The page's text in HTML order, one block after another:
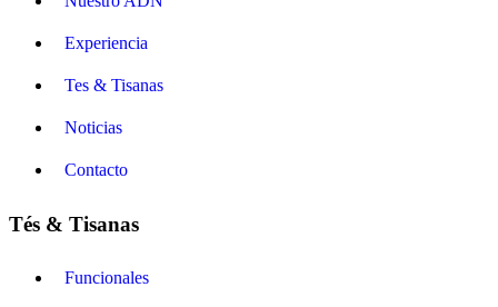
Experiencia
Tes & Tisanas
Noticias
Contacto
Tés & Tisanas
Funcionales